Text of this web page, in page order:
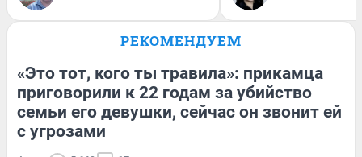
РЕКОМЕНДУЕМ
«Это тот, кого ты травила»: прикамца
приговорили к 22 годам за убийство
семьи его девушки, сейчас он звонит ей
с угрозами